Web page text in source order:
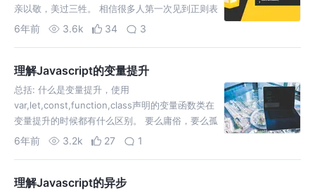
亲以敬，美过三牲。 相信很多人第一次见到正则表
达式的第一印象都是懵逼的，对新手而言一个正则
6年前 3.6k 34 3
理解Javascript的变量提升
总括: 什么是变量提升，使用
var,let,const,function,class声明的变量函数类在
变量提升的时候都有什么区别。 要么庸俗，要么孤
独。 但实际上，代码并没有被改变，上面的代码只
6年前 3.2k 27 1
理解Javascript的异步